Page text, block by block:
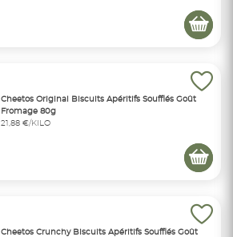
Cheetos Original Biscuits Apéritifs Soufflés Goût
Fromage 80g
21,88 €/KILO
Cheetos Crunchy Biscuits Apéritifs Soufflés Goût